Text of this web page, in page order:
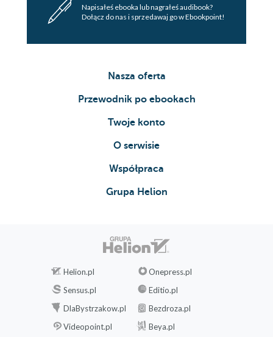
Napisałeś ebooka lub nagrałeś audibook?
Dołącz do nas i sprzedawaj go w Ebookpoint!
Nasza oferta
Przewodnik po ebookach
Twoje konto
O serwisie
Współpraca
Grupa Helion
Helion.pl
Onepress.pl
Sensus.pl
Editio.pl
DlaBystrzakow.pl
Bezdroza.pl
Videopoint.pl
Beya.pl